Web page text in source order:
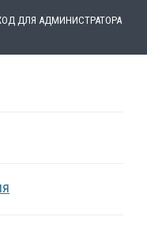
ДЛЯ АДМИНИСТРАТОРА